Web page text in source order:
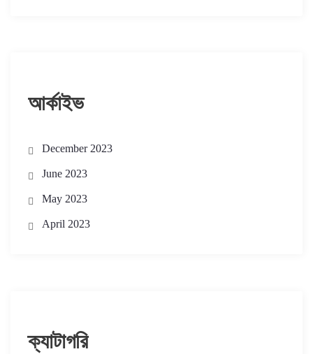
আর্কাইভ
December 2023
June 2023
May 2023
April 2023
ক্যাটাগরি